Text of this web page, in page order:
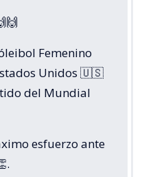
Femenino
Unidos 🇺🇸
del Mundial
esfuerzo ante